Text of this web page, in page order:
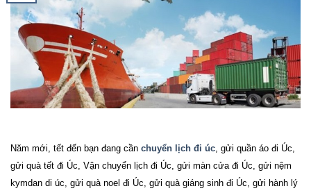
Năm mới, tết đến bạn đang cần chuyển lịch đi úc, gửi quần áo đi Úc,
gửi quà tết đi Úc, Vận chuyển lịch đi Úc, gửi màn cửa đi Úc, gửi nệm
kymdan di úc, gửi quà noel đi Úc, gửi quà giáng sinh đi Úc, gửi hành lý